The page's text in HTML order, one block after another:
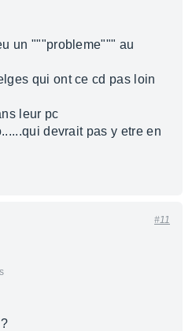
un """probleme""" au
qui ont ce cd pas loin
leur pc
devrait pas y etre en
#11